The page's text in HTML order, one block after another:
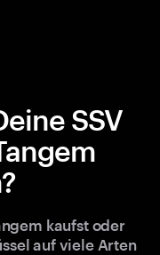
SSV
kaufst oder
auf viele Arten